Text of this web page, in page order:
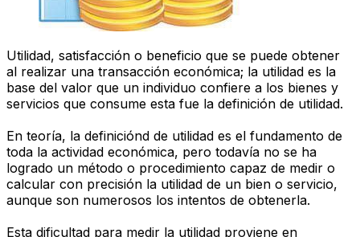
Utilidad, satisfacción o beneficio que se puede obtener
al realizar una transacción económica; la utilidad es la
base del valor que un individuo confiere a los bienes y
servicios que consume esta fue la definición de utilidad.
En teoría, la definiciónd de utilidad es el fundamento de
toda la actividad económica, pero todavía no se ha
logrado un método o procedimiento capaz de medir o
calcular con precisión la utilidad de un bien o servicio,
aunque son numerosos los intentos de obtenerla.
Esta dificultad para medir la utilidad proviene en